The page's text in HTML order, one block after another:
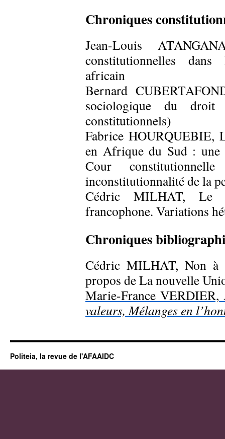
Chroniques
Jean-Louis
constitutionnelles dans
africain
Bernard
sociologique du droit
constitutionnels)
Fabrice HOURQUEBIE,
en Afrique du Sud : une
Cour
inconstitutionnalité de la
Cédric MILHAT, Le
francophone. Variations
Chroniques
Cédric MILHAT, Non
propos de La nouvelle
Marie-France
valeurs, Mélanges en
Politeia, la revue de l'AFAAIDC